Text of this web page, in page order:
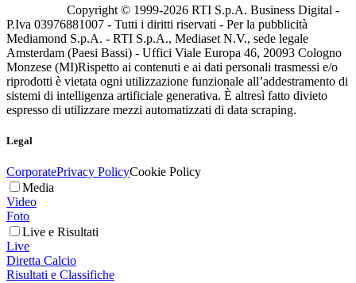
Copyright © 1999-2026 RTI S.p.A. Business Digital -
P.Iva 03976881007 - Tutti i diritti riservati - Per la pubblicità
Mediamond S.p.A. - RTI S.p.A., Mediaset N.V., sede legale
Amsterdam (Paesi Bassi) - Uffici Viale Europa 46, 20093 Cologno
Monzese (MI)Rispetto ai contenuti e ai dati personali trasmessi e/o
riprodotti è vietata ogni utilizzazione funzionale all’addestramento di
sistemi di intelligenza artificiale generativa. È altresì fatto divieto
espresso di utilizzare mezzi automatizzati di data scraping.
Legal
CorporatePrivacy PolicyCookie Policy
Media
Video
Foto
Live e Risultati
Live
Diretta Calcio
Risultati e Classifiche